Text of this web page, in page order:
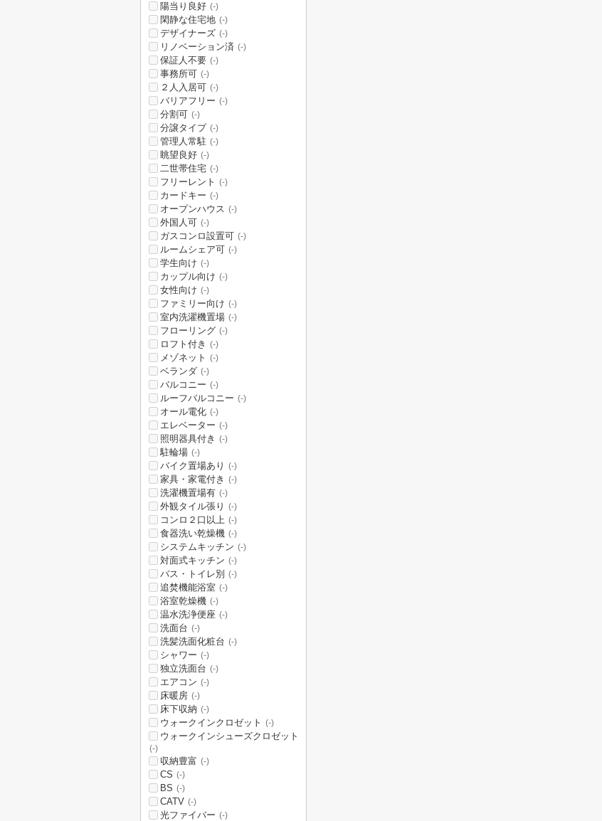
陽当り良好 (-)
閑静な住宅地 (-)
デザイナーズ (-)
リノベーション済 (-)
保証人不要 (-)
事務所可 (-)
２人入居可 (-)
バリアフリー (-)
分割可 (-)
分譲タイプ (-)
管理人常駐 (-)
眺望良好 (-)
二世帯住宅 (-)
フリーレント (-)
カードキー (-)
オープンハウス (-)
外国人可 (-)
ガスコンロ設置可 (-)
ルームシェア可 (-)
学生向け (-)
カップル向け (-)
女性向け (-)
ファミリー向け (-)
室内洗濯機置場 (-)
フローリング (-)
ロフト付き (-)
メゾネット (-)
ベランダ (-)
バルコニー (-)
ルーフバルコニー (-)
オール電化 (-)
エレベーター (-)
照明器具付き (-)
駐輪場 (-)
バイク置場あり (-)
家具・家電付き (-)
洗濯機置場有 (-)
外観タイル張り (-)
コンロ２口以上 (-)
食器洗い乾燥機 (-)
システムキッチン (-)
対面式キッチン (-)
バス・トイレ別 (-)
追焚機能浴室 (-)
浴室乾燥機 (-)
温水洗浄便座 (-)
洗面台 (-)
洗髪洗面化粧台 (-)
シャワー (-)
独立洗面台 (-)
エアコン (-)
床暖房 (-)
床下収納 (-)
ウォークインクロゼット (-)
ウォークインシューズクロゼット
(-)
収納豊富 (-)
CS (-)
BS (-)
CATV (-)
光ファイバー (-)